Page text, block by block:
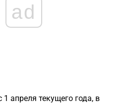
ad
апреля текущего года, в